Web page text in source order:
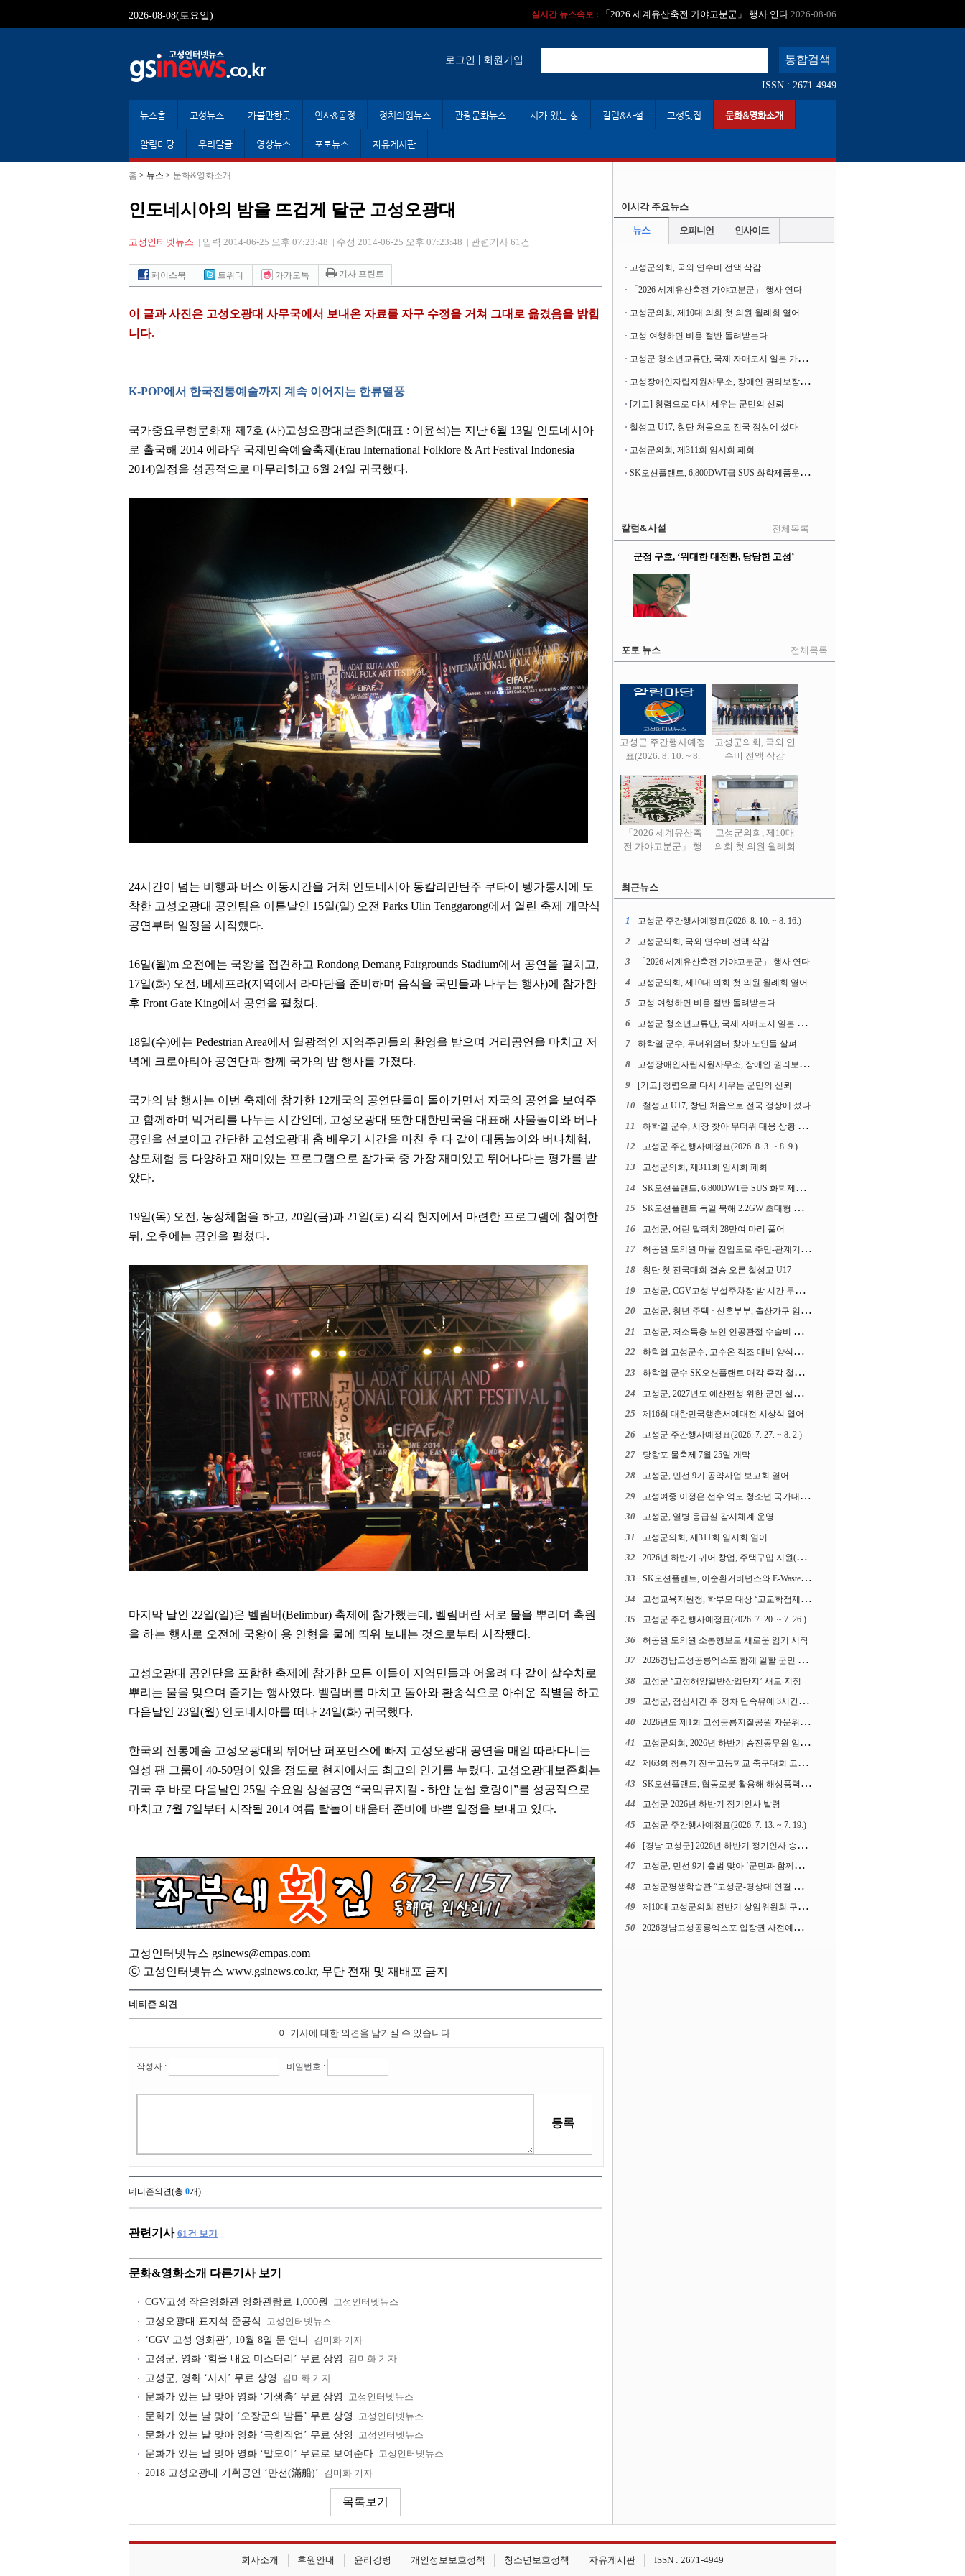
2026-08-08(토요일) 실시간 뉴스속보 : 「2026 세계유산축전 가야고분군」 행사 연다 2026-08-06
로그인 | 회원가입
ISSN : 2671-4949
뉴스홈 고성뉴스 가볼만한곳 인사&동정 정치의원뉴스 관광문화뉴스 시가 있는 삶 칼럼&사설 고성맛집 문화&영화소개
알림마당 우리말글 영상뉴스 포토뉴스 자유게시판
홈 > 뉴스 > 문화&영화소개
인도네시아의 밤을 뜨겁게 달군 고성오광대
고성인터넷뉴스 입력 2014-06-25 오후 07:23:48 수정 2014-06-25 오후 07:23:48 관련기사 61건
페이스북 트위터 카카오톡 기사 프린트
이 글과 사진은 고성오광대 사무국에서 보내온 자료를 자구 수정을 거쳐 그대로 옮겼음을 밝힙
니다.
K-POP에서 한국전통예술까지 계속 이어지는 한류열풍
국가중요무형문화재 제 7호 (사)고성오광대보존회 (대표 : 이윤석)는 지난 6월 13일 인도네시아
로 출국해 2014 에라우 국제민속예술축제 (Erau International Folklore & Art Festival Indonesia
2014)일정을 성공적으로 마무리하고 6월 24일 귀국했다.
24시간이 넘는 비행과 버스 이동시간을 거쳐 인도네시아 동칼리만탄주 쿠타이 텡가롱시에 도
착한 고성오광대 공연팀은 이튿날인 15일(일) 오전 Parks Ulin Tenggarong에서 열린 축제 개막식
공연부터 일정을 시작했다.
16일(월)m 오전에는 국왕을 접견하고 Rondong Demang Fairgrounds Stadium에서 공연을 펼치고,
17일(화) 오전 , 베세프라(지역에서 라마단을 준비하며 음식을 국민들과 나누는 행사)에 참가한
후 Front Gate King에서 공연을 펼쳤다.
18일(수)에는 Pedestrian Area에서 열광적인 지역주민들의 환영을 받으며 거리공연을 마치고 저
녁에 크로아티아 공연단과 함께 국가의 밤 행사를 가졌다.
국가의 밤 행사는 이번 축제에 참가한 12개국의 공연단들이 돌아가면서 자국의 공연을 보여주
고 함께하며 먹거리를 나누는 시간인데 , 고성오광대 또한 대한민국을 대표해 사물놀이와 버나
공연을 선보이고 간단한 고성오광대 춤 배우기 시간을 마친 후 다 같이 대동놀이와 버나체험,
상모체험 등 다양하고 재미있는 프로그램으로 참가국 중 가장 재미있고 뛰어나다는 평가를 받
았다.
19일(목) 오전 , 농장체험을 하고, 20일(금)과 21 일(토) 각각 현지에서 마련한 프로그램에 참여한
뒤 , 오후에는 공연을 펼쳤다.
마지막 날인 22일(일)은 벨림버(Belimbur) 축제에 참가했는데 , 벨림버란 서로 물을 뿌리며 축원
을 하는 행사로 오전에 국왕이 용 인형을 물에 띄워 보내는 것으로부터 시작됐다.
고성오광대 공연단을 포함한 축제에 참가한 모든 이들이 지역민들과 어울려 다 같이 살수차로
뿌리는 물을 맞으며 즐기는 행사였다. 벨림버를 마치고 돌아와 환송식으로 아쉬운 작별을 하고
다음날인 23일(월) 인도네시아를 떠나 24일(화) 귀국했다.
한국의 전통예술 고성오광대의 뛰어난 퍼포먼스에 빠져 고성오광대 공연을 매일 따라다니는
열성 팬 그룹이 40-50명이 있을 정도로 현지에서도 최고의 인기를 누렸다. 고성오광대보존회는
귀국 후 바로 다음날인 25일 수요일 상설공연 “국악뮤지컬 - 하얀 눈썹 호랑이 ”를 성공적으로
마치고 7월 7일부터 시작될 2014 여름 탈놀이 배움터 준비에 바쁜 일정을 보내고 있다.
고성인터넷뉴스 gsinews@empas.com
ⓒ 고성인터넷뉴스 www.gsinews.co.kr, 무단 전재 및 재배포 금지
네티즌 의견
이 기사에 대한 의견을 남기실 수 있습니다.
작성자 : 비밀번호 :
네티즌의견(총 0개)
관련기사 61건 보기
문화&영화소개 다른기사 보기
CGV고성 작은영화관 영화관람료 1,000원
고성인터넷뉴스
고성오광대 표지석 준공식
고성인터넷뉴스
‘CGV 고성 영화관’, 10월 8일 문 연다 김미화 기자
고성군, 영화 ‘힘을 내요 미스터리’ 무료 상영
김미화 기자
고성군, 영화 ‘사자’ 무료 상영
김미화 기자
문화가 있는 날 맞아 영화 ‘기생충’ 무료 상영
고성인터넷뉴스
문화가 있는 날 맞아 ‘오장군의 발톱’ 무료 상영
고성인터넷뉴스
문화가 있는 날 맞아 영화 ‘극한직업’ 무료 상영
고성인터넷뉴스
문화가 있는 날 맞아 영화 ‘말모이’ 무료로 보여준다 고성인터넷뉴스
2018 고성오광대 기획공연 ‘만선(滿船)’ 김미화 기자
이시각 주요뉴스
뉴스 오피니언 인사이드
고성군의회, 국외 연수비 전액 삭감
「2026 세계유산축전 가야고분군」 행사 연다
고성군의회, 제10대 의회 첫 의원 월례회 열어
고성 여행하면 비용 절반 돌려받는다
고
성군 청소년교류단, 국제 자매도시 일본 가사오카시 찾아
고
성장애인자립지원사무소, 장애인 권리보장 촉구 1인 시위 벌여
[기고] 청렴으로 다시 세우는 군민의 신뢰
철성고 U17, 창단 처음으로 전국 정상에 섰다
고성군의회, 제311회 임시회 폐회
S
K오션플랜트, 6,800DWT급 SUS 화학제품운반선 2척 수주
칼럼&사설 전체목록
군정 구호, ‘위대한 대전환, 당당한 고성’
포토 뉴스 전체목록
고성군 주간행사예정
표(2026. 8. 10. ~ 8.
고성군의회, 국외 연
수비 전액 삭감
「2026 세계유산축
전 가야고분군」 행
고성군의회, 제10대
의회 첫 의원 월례회
최근뉴스
1 고성군 주간행사예정표(2026. 8. 10. ~ 8. 16.)
2 고성군의회, 국외 연수비 전액 삭감
3 「2026 세계유산축전 가야고분군」 행사 연다
4 고성군의회, 제10대 의회 첫 의원 월례회 열어
5 고성 여행하면 비용 절반 돌려받는다
6 고성군 청소년교류단, 국제 자매도시 일본 가사오카시 찾아
7 하학열 군수, 무더위쉼터 찾아 노인들 살펴
8 고성장애인자립지원사무소, 장애인 권리보장 촉구 1인 시위 벌여
9 [기고] 청렴으로 다시 세우는 군민의 신뢰
10 철성고 U17, 창단 처음으로 전국 정상에 섰다
11 하학열 군수, 시장 찾아 무더위 대응 상황 살펴
12 고성군 주간행사예정표(2026. 8. 3. ~ 8. 9.)
13 고성군의회, 제311회 임시회 폐회
14 SK오션플랜트, 6,800DWT급 SUS 화학제품운반선 2척 수주
15 SK오션플랜트 독일 북해 2.2GW 초대형 해상변전소 하부구조물 수주
16 고성군, 어린 말쥐치 28만여 마리 풀어
17 허동원 도의원 마을 진입도로 주민-관계기관과 함께 간담회 열어
18 창단 첫 전국대회 결승 오른 철성고 U17
19 고성군, CGV고성 부설주차장 밤 시간 무료 개방한다
20 고성군, 청년 주택 · 신혼부부, 출산가구 임차보증금 대출이자 지원사업 시행
21 고성군, 저소득층 노인 인공관절 수술비 지원사업 계속 추진
22 하학열 고성군수, 고수온 적조 대비 양식장 현장점검
23 하학열 군수 SK오션플랜트 매각 즉각 철회 촉구 기자회견 열어
24 고성군, 2027년도 예산편성 위한 군민 설문조사 실시
25 제16회 대한민국행촌서예대전 시상식 열어
26 고성군 주간행사예정표(2026. 7. 27. ~ 8. 2.)
27 당항포 물축제 7월 25일 개막
28 고성군, 민선 9기 공약사업 보고회 열어
29 고성여중 이정은 선수 역도 청소년 국가대표에 뽑혀
30 고성군, 열병 응급실 감시체계 운영
31 고성군의회, 제311회 임시회 열어
32 2026년 하반기 귀어 창업, 주택구입 지원(융자) 사업대상자 모집
33 SK오션플랜트, 이순환거버넌스와 E-Waste Zero 업무협약
34 고성교육지원청, 학부모 대상 ‘고교학점제와 대입제도 설명회’ 열어
35 고성군 주간행사예정표(2026. 7. 20. ~ 7. 26.)
36 허동원 도의원 소통행보로 새로운 임기 시작
37 2026경남고성공룡엑스포 함께 일할 군민 모집
38 고성군 ‘고성해양일반산업단지’ 새로 지정
39 고성군, 점심시간 주·정차 단속유예 3시간으로 확대
40 2026년도 제1회 고성공룡지질공원 자문위원회 열어
41 고성군의회, 2026년 하반기 승진공무원 임용장 수여
42 제63회 청룡기 전국고등학교 축구대회 고성서 열린다
43 SK오션플랜트, 협동로봇 활용해 해상풍력 생산 혁신 속도 낸다
44 고성군 2026년 하반기 정기인사 발령
45 고성군 주간행사예정표(2026. 7. 13. ~ 7. 19.)
46 [경남 고성군] 2026년 하반기 정기인사 승진심사 결과
47 고성군, 민선 9기 출범 맞아 ‘군민과 함께하는 대전환 소통간담회’ 열어
48 고성군평생학습관 “고성군-경상대 연결 평생교육” 운영
49 제10대 고성군의회 전반기 상임위원회 구성 완료
50 2026경남고성공룡엑스포 입장권 사전예매 시작
회사소개 후원안내 윤리강령 개인정보보호정책 청소년보호정책 자유게시판 ISSN : 2671-4949